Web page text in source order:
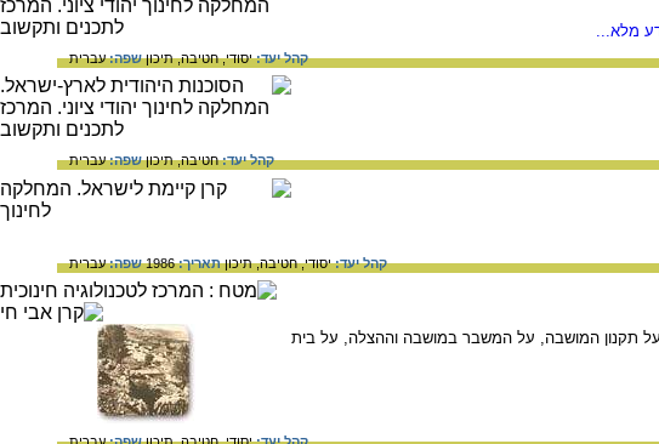
מלא...
קהל יעד:יסודי,חטיבה,תיכוןשפה:עברית
קהל יעד:חטיבה,תיכוןשפה:עברית
קהל יעד:יסודי,חטיבה,תיכוןתאריך:1986 שפה:עברית
תקנון המושבה, על המשבר במושבה וההצלה, על בית